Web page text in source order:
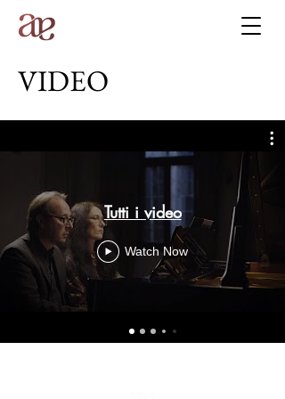
VIDEO
Tutti i video
Watch Now